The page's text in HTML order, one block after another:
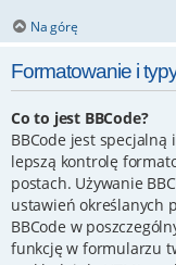
Na górę
Formatowanie i
Co to jest BBCode?
BBCode jest specjalną
lepszą kontrolę
postach. Używanie
ustawień określanych
BBCode w
funkcję w formularzu